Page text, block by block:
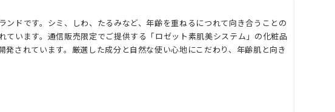
保湿成分〕 *9
〔保湿成分〕 *1
ドです。シミ、しわ、たるみなど、年齢を重ねるにつれて向き合うことの
います。通信販売限定でご提供する「ロゼット素肌美システム」の化粧品
されています。厳選した成分と自然な使い心地にこだわり、年齢肌と向き